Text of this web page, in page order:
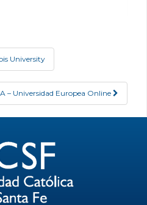
University
– Universidad Europea Online